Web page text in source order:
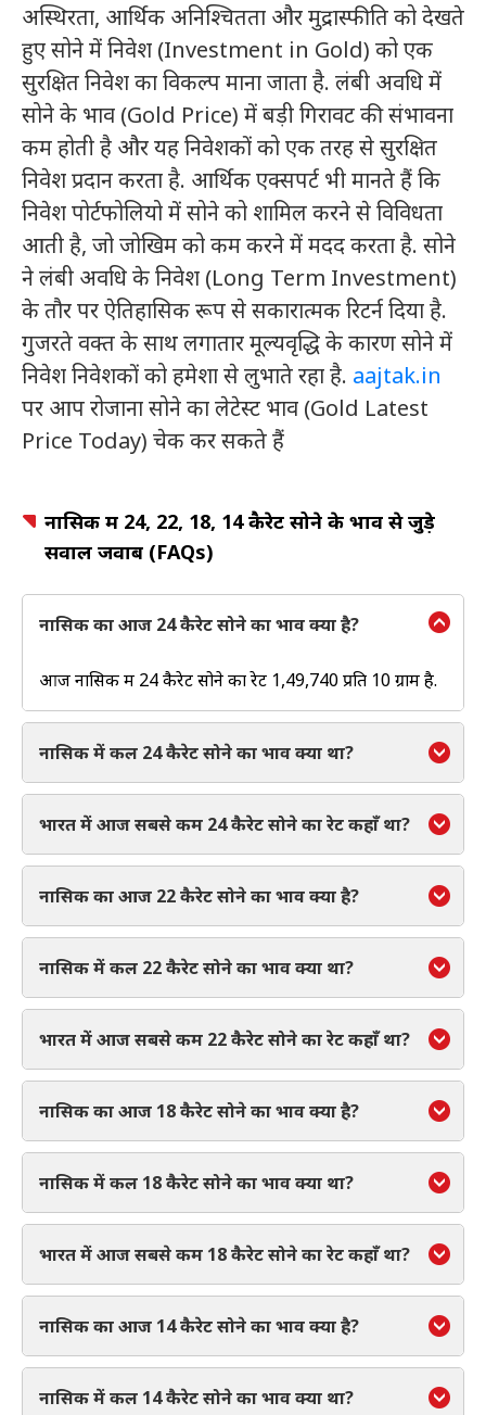
अस्थिरता, आर्थिक अनिश्चितता और मुद्रास्फीति को देखते
हुए सोने में निवेश (Investment in Gold) को एक
सुरक्षित निवेश का विकल्प माना जाता है. लंबी अवधि में
सोने के भाव (Gold Price) में बड़ी गिरावट की संभावना
कम होती है और यह निवेशकों को एक तरह से सुरक्षित
निवेश प्रदान करता है. आर्थिक एक्सपर्ट भी मानते हैं कि
निवेश पोर्टफोलियो में सोने को शामिल करने से विविधता
आती है, जो जोखिम को कम करने में मदद करता है. सोने
ने लंबी अवधि के निवेश (Long Term Investment)
के तौर पर ऐतिहासिक रूप से सकारात्मक रिटर्न दिया है.
गुजरते वक्त के साथ लगातार मूल्यवृद्धि के कारण सोने में
निवेश निवेशकों को हमेशा से लुभाते रहा है. aajtak.in
पर आप रोजाना सोने का लेटेस्ट भाव (Gold Latest
Price Today) चेक कर सकते हैं
नासिक में 24, 22, 18, 14 कैरेट सोने के भाव से जुड़े
सवाल जवाब (FAQs)
नासिक का आज 24 कैरेट सोने का भाव क्या है?
आज नासिक में 24 कैरेट सोने का रेट ₹1,49,740 प्रति 10 ग्राम है.
नासिक में कल 24 कैरेट सोने का भाव क्या था?
भारत में आज सबसे कम 24 कैरेट सोने का रेट कहाँ था?
नासिक का आज 22 कैरेट सोने का भाव क्या है?
नासिक में कल 22 कैरेट सोने का भाव क्या था?
भारत में आज सबसे कम 22 कैरेट सोने का रेट कहाँ था?
नासिक का आज 18 कैरेट सोने का भाव क्या है?
नासिक में कल 18 कैरेट सोने का भाव क्या था?
भारत में आज सबसे कम 18 कैरेट सोने का रेट कहाँ था?
नासिक का आज 14 कैरेट सोने का भाव क्या है?
नासिक में कल 14 कैरेट सोने का भाव क्या था?